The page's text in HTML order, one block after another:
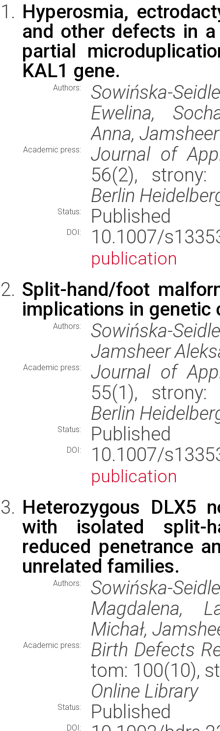
Hyperosmia,
and other defects in
partial
KAL1 gene.
Authors:
Sowińska-
Ewelina,
Anna,
Academic press:
Journal of
56(2),
Berlin
Status: Published
DOI: 10.1007/
publication
Split-hand/foot
implications in genetic
Authors:
Sowińska-
Jamsheer
Academic press:
Journal of
55(1),
Berlin
Status: Published
DOI: 10.1007/
publication
Heterozygous DLX5
with isolated split-
reduced penetrance
unrelated families.
Authors:
Sowińska-
Magdalena,
Michał,
Academic press:
Birth Defects
tom: 100(10),
Online Library
Status: Published
DOI: